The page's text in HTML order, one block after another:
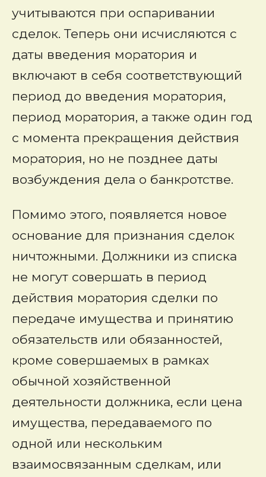
учитываются при оспаривании
сделок. Теперь они исчисляются с
даты введения моратория и
включают в себя соответствующий
период до введения моратория,
период моратория, а также один год
с момента прекращения действия
моратория, но не позднее даты
возбуждения дела о банкротстве.
Помимо этого, появляется новое
основание для признания сделок
ничтожными. Должники из списка
не могут совершать в период
действия моратория сделки по
передаче имущества и принятию
обязательств или обязанностей,
кроме совершаемых в рамках
обычной хозяйственной
деятельности должника, если цена
имущества, передаваемого по
одной или нескольким
взаимосвязанным сделкам, или